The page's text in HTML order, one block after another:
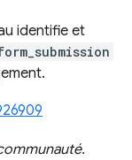
identifie et